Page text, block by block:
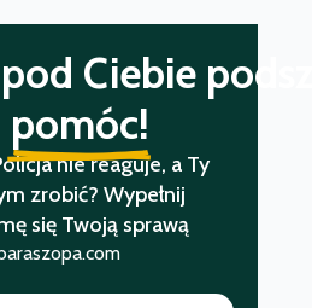
pod Ciebie
pomóc!
nie reaguje, a Ty
zrobić? Wypełnij
się Twoją sprawą